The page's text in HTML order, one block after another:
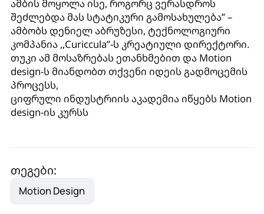
ამბის მოყოლა ისე, როგორც ვერასდროს
შეძლებდა მას სტატიკური გამოსახულება’’ –
ამბობს დენიელ აბრუზესი, ტექნოლოგიური
კომპანია ,,Curiccula”-ს კრეატიული დირექტორი.
თუკი ამ მოსაზრებას ეთანხმებით და Motion
design-ს მიანდობთ თქვენი იდეის გადმოცემის
პროცესს,
ციფრული ინდუსტრიის აკადემია იწყებს Motion
design-ის კურსს
თეგები:
Motion Design